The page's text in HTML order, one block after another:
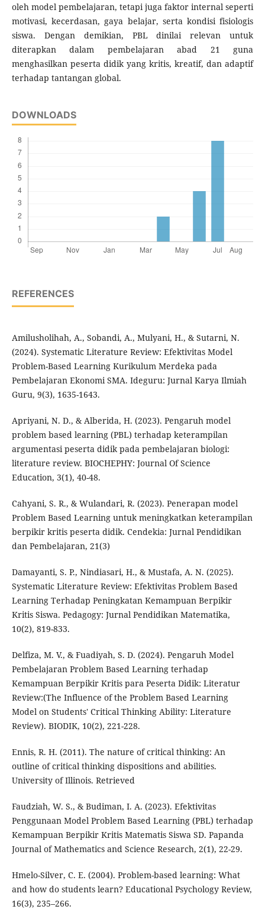
oleh model pembelajaran, tetapi juga faktor internal seperti
motivasi, kecerdasan, gaya belajar, serta kondisi fisiologis
siswa. Dengan demikian, PBL dinilai relevan untuk
diterapkan dalam pembelajaran abad 21 guna
menghasilkan peserta didik yang kritis, kreatif, dan adaptif
terhadap tantangan global.
DOWNLOADS
REFERENCES
Amilusholihah, A., Sobandi, A., Mulyani, H., & Sutarni, N.
(2024). Systematic Literature Review: Efektivitas Model
Problem-Based Learning Kurikulum Merdeka pada
Pembelajaran Ekonomi SMA. Ideguru: Jurnal Karya Ilmiah
Guru, 9(3), 1635-1643.
Apriyani, N. D., & Alberida, H. (2023). Pengaruh model
problem based learning (PBL) terhadap keterampilan
argumentasi peserta didik pada pembelajaran biologi:
literature review. BIOCHEPHY: Journal Of Science
Education, 3(1), 40-48.
Cahyani, S. R., & Wulandari, R. (2023). Penerapan model
Problem Based Learning untuk meningkatkan keterampilan
berpikir kritis peserta didik. Cendekia: Jurnal Pendidikan
dan Pembelajaran, 21(3)
Damayanti, S. P., Nindiasari, H., & Mustafa, A. N. (2025).
Systematic Literature Review: Efektivitas Problem Based
Learning Terhadap Peningkatan Kemampuan Berpikir
Kritis Siswa. Pedagogy: Jurnal Pendidikan Matematika,
10(2), 819-833.
Delfiza, M. V., & Fuadiyah, S. D. (2024). Pengaruh Model
Pembelajaran Problem Based Learning terhadap
Kemampuan Berpikir Kritis para Peserta Didik: Literatur
Review:(The Influence of the Problem Based Learning
Model on Students' Critical Thinking Ability: Literature
Review). BIODIK, 10(2), 221-228.
Ennis, R. H. (2011). The nature of critical thinking: An
outline of critical thinking dispositions and abilities.
University of Illinois. Retrieved
Faudziah, W. S., & Budiman, I. A. (2023). Efektivitas
Penggunaan Model Problem Based Learning (PBL) terhadap
Kemampuan Berpikir Kritis Matematis Siswa SD. Papanda
Journal of Mathematics and Science Research, 2(1), 22-29.
Hmelo-Silver, C. E. (2004). Problem-based learning: What
and how do students learn? Educational Psychology Review,
16(3), 235–266.